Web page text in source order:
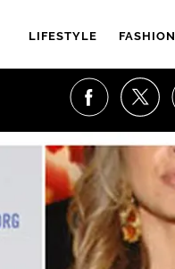
LIFESTYLE FASHION